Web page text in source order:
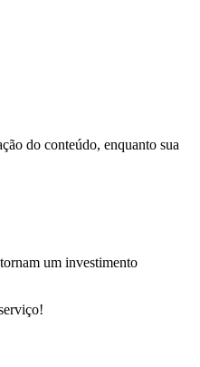
do conteúdo, enquanto sua
um investimento